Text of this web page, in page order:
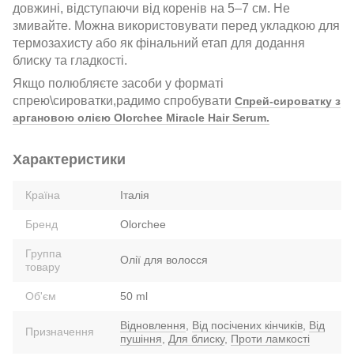
довжині, відступаючи від коренів на 5–7 см. Не
змивайте. Можна використовувати перед укладкою для
термозахисту або як фінальний етап для додання
блиску та гладкості.
Якщо полюбляєте засоби у форматі
спрею\сироватки,радимо спробувати Спрей-сироватку з
аргановою олією Olorchee Miracle Hair Serum.
Характеристики
Країна Італія
Бренд Olorchee
Группа
товару
Олії для волосся
Об'єм 50 ml
Призначення Відновлення Від посічених кінчиків Від
пушіння
Для блиску, Проти ламкості